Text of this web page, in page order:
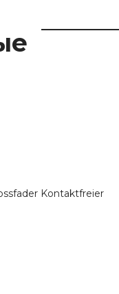
Kontaktfreier